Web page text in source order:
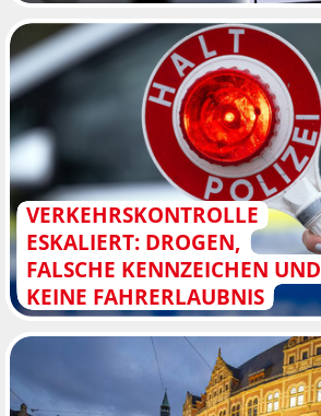
VERKEHRSKONTROLLE
ESKALIERT: DROGEN,
FALSCHE KENNZEICHEN UND
KEINE FAHRERLAUBNIS